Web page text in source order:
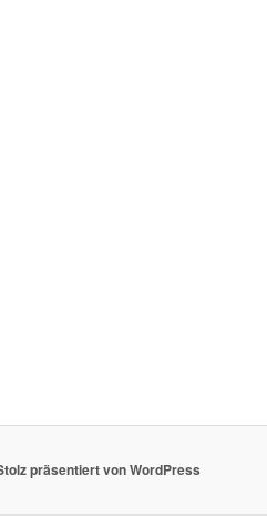
präsentiert von WordPress